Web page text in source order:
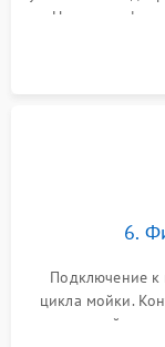
Надежная
сборка
6.
Подключение к
цикла мойки.
до нужной